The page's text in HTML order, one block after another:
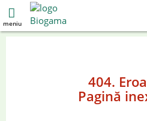
meniu
404.
Pagină